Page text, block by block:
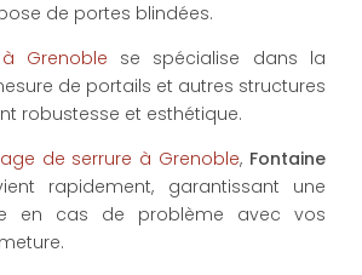
de portes blindées.
Grenoble se spécialise dans la
de portails et autres structures
robustesse et esthétique.
de serrure à Grenoble, Fontaine
rapidement, garantissant une
en cas de problème avec vos